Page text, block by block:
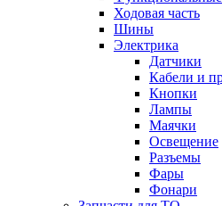
Ходовая часть
Шины
Электрика
Датчики
Кабели и
Кнопки
Лампы
Маячки
Освещение
Разъемы
Фары
Фонари